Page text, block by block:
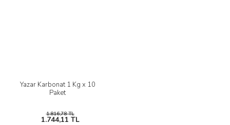
Yazar Karbonat 1 Kg x 10
Paket
1.816,78 TL
1.744,11 TL